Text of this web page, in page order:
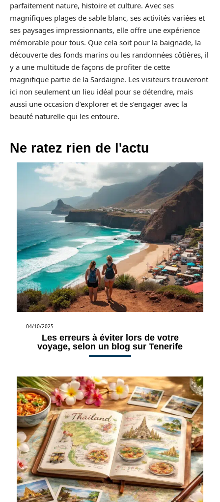
parfaitement nature, histoire et culture. Avec ses
magnifiques plages de sable blanc, ses activités variées et
ses paysages impressionnants, elle offre une expérience
mémorable pour tous. Que cela soit pour la baignade, la
découverte des fonds marins ou les randonnées côtières, il
y a une multitude de façons de profiter de cette
magnifique partie de la Sardaigne. Les visiteurs trouveront
ici non seulement un lieu idéal pour se détendre, mais
aussi une occasion d’explorer et de s’engager avec la
beauté naturelle qui les entoure.
Ne ratez rien de l'actu
04/10/2025
Les erreurs à éviter lors de votre
voyage, selon un blog sur Tenerife